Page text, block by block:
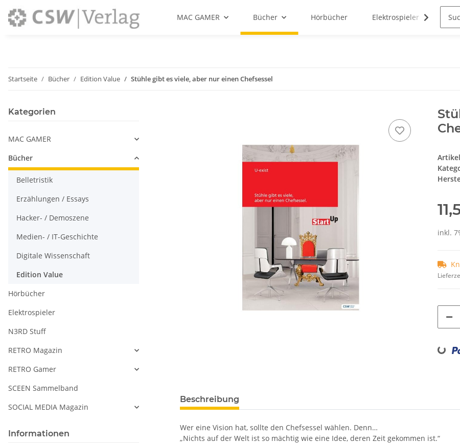
MAC GAMER Bücher Hörbücher Elektrospieler
Startseite Bücher Edition Value Stühle gibt es viele, aber nur einen Chefsessel
inkl.
Loading...
Beschreibung
Wer eine Vision hat, sollte den Chefsessel wählen. Denn…
„Nichts auf der Welt ist so mächtig wie eine Idee, deren Zeit gekommen ist.“
Kategorien
MAC GAMER
Bücher
Belletristik
Erzählungen / Essays
Hacker- / Demoszene
Medien- / IT-Geschichte
Digitale Wissenschaft
Edition Value
Hörbücher
Elektrospieler
N3RD Stuff
RETRO Magazin
RETRO Gamer
SCEEN Sammelband
SOCIAL MEDIA Magazin
Informationen